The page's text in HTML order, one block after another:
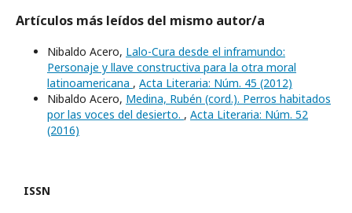
Artículos más leídos del mismo autor/a
Nibaldo Acero, Lalo-Cura desde el inframundo:
Personaje y llave constructiva para la otra moral
latinoamericana , Acta Literaria: Núm. 45 (2012)
Nibaldo Acero, Medina, Rubén (cord.). Perros habitados
por las voces del desierto. , Acta Literaria: Núm. 52
(2016)
ISSN